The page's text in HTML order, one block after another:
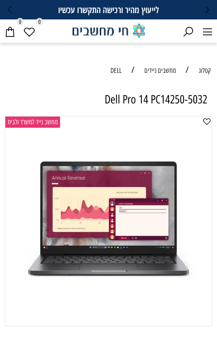
לייעוץ מהיר ורכישה התקשרו עכשיו
0 0
קטלוג / מחשבים ניידים /
DELL
Dell Pro 14 PC14250-5032
מחשב נייד למשרד ולבית